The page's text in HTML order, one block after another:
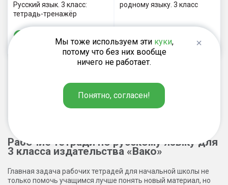
Русский язык. 3 класс:
тетрадь-тренажёр
В корзину
родному языку. 3 класс
В корзину
Рабочие тетради по русскому языку для
3 класса издательства «Вако»
Главная задача рабочих тетрадей для начальной школы не
только помочь учащимся лучше понять новый материал, но
Мы тоже используем эти куки,
потому что без них вообще
ничего не работает.
Понятно, согласен!